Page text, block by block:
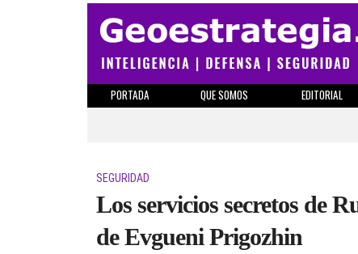
PORTADA QUE SOMOS EDITORIAL
SEGURIDAD
Los servicios secretos de
de Evgueni Prigozhin